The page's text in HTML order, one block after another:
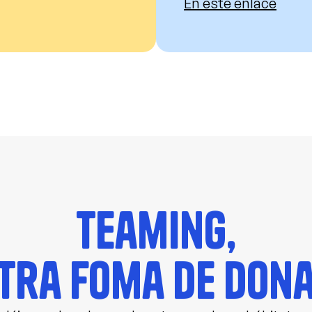
Teaming,
foma de